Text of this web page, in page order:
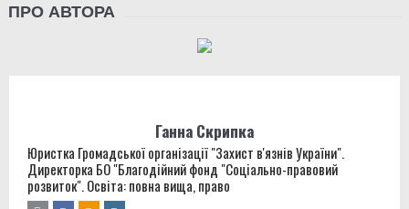
ПРО АВТОРА
Ганна Скрипка
Юристка Громадської організації "Захист в'язнів України".
Директорка БО "Благодійний фонд "Соціально-правовий
розвиток". Освіта: повна вища, право